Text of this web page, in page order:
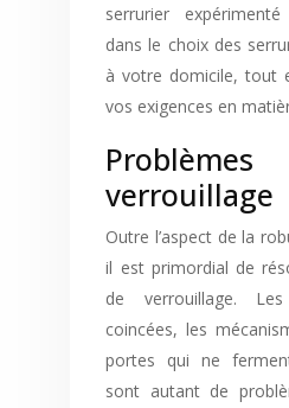
serrurier
dans le choix des
à votre domicile, tout
vos exigences en
verrouillage
Outre l’aspect de la
il est primordial de
de verrouillage.
coincées, les
portes qui ne
sont autant de